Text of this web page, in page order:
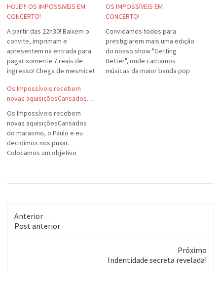
HOJE!!! OS IMPOSSiVEIS EM
CONCERTO!
A partir das 22h30! Baixem o
convite, imprimam e
apresentem na entrada para
pagar somente 7 reais de
ingresso! Chega de mesmice!
que as outras bandas não
tocam!
OS IMPOSSíVEIS EM
CONCERTO!
Convidamos todos para
prestigiarem mais uma edição
do nosso show "Getting
Better", onde cantamos
músicas da maior banda pop
Os Impossíveis recebem
novas aquisiçõesCansados…
Os Impossíveis recebem
novas aquisiçõesCansados
do marasmo, o Paulo e eu
decidimos nos puxar.
Colocamos um objetivo
um Festival Beatles em
nesse festival. Quem sabe
não levamos algo?Com o
Flavinho com pouco tempo,
resolvemos estender…
Anterior
Post
anterior:
Post anterior
Próximo
post:
Indentidade secreta revelada!